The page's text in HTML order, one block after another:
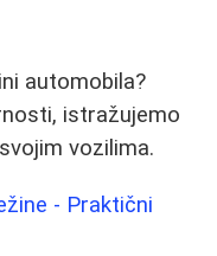
automobila?
istražujemo
vozilima.
- Praktični